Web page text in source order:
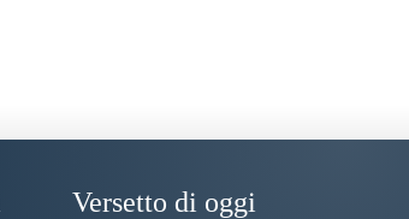
Versetto di oggi